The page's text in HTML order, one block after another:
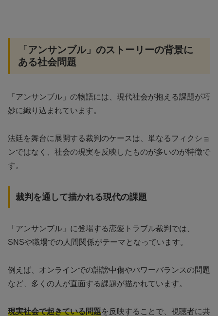
「アンサンブル」のストーリーの背景に
ある社会問題
「アンサンブル」の物語には、現代社会が抱える課題が巧
妙に織り込まれています。
法廷を舞台に展開する裁判のケースは、単なるフィクショ
ンではなく、社会の現実を反映したものが多いのが特徴で
す。
裁判を通して描かれる現代の課題
「アンサンブル」に登場する恋愛トラブル裁判では、
SNSや職場での人間関係がテーマとなっています。
例えば、オンラインでの誹謗中傷やパワーバランスの問題
など、多くの人が直面する課題が描かれています。
現実社会で起きている問題を反映することで、視聴者に共